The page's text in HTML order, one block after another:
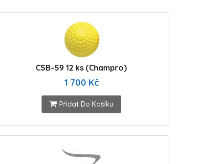
CSB-59 12 ks (Champro)
1 700 Kč
Přidat Do Košíku